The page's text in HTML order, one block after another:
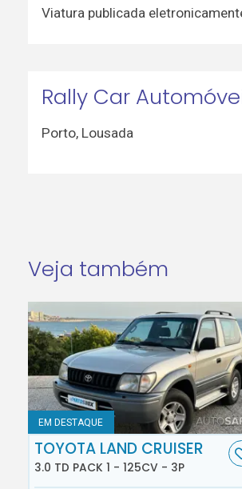
Viatura publicada
Rally Car
Porto, Lousada
Veja também
EM DESTAQUE
TOYOTA LAND CRUISER
3.0 TD PACK 1 - 125CV - 3P